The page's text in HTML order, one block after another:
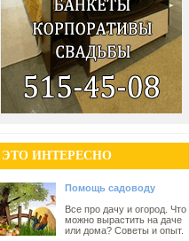
ЭТО ИНТЕРЕСНО
Помощь садоводу
Все про дачу и огород. Что
можно вырастить на даче
или дома? Советы и опыт.